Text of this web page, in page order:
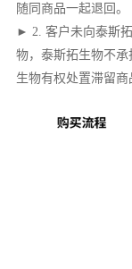
随同商品一起退回。
► 2. 客户未向泰斯
物，泰斯拓生物不
生物有权处置滞留商